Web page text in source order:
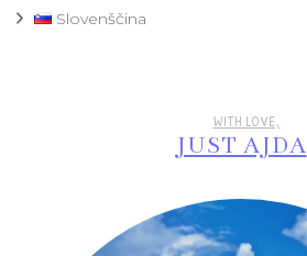
Slovenščina
WITH LOVE,
JUST AJDA